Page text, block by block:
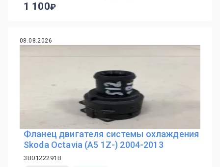
1 100
08.08.2026
Фланец двигателя системы охлаждения
Skoda Octavia (A5 1Z-) 2004-2013
3B0122291B